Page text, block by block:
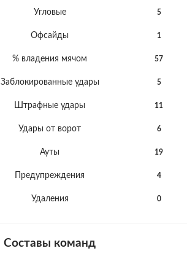
Угловые 5
Офсайды 1
% владения мячом 57
Заблокированные удары 5
Штрафные удары 11
Удары от ворот 6
Ауты 19
Предупреждения 4
Удаления 0
Составы команд